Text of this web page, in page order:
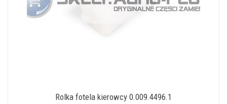
Rolka fotela kierowcy 0.009.4496.1